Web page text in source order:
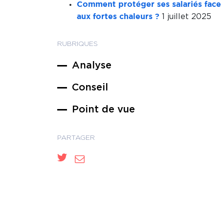
Comment protéger ses salariés face
aux fortes chaleurs ? 1 juillet 2025
RUBRIQUES
Analyse
Conseil
Point de vue
PARTAGER